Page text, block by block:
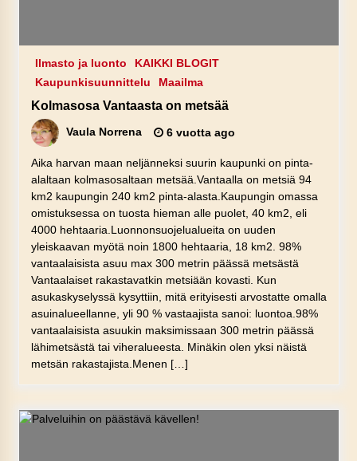
Ilmasto ja luonto
KAIKKI BLOGIT
Kaupunkisuunnittelu
Maailma
Kolmasosa Vantaasta on metsää
Vaula Norrena 6 vuotta ago
Aika harvan maan neljänneksi suurin kaupunki on pinta-
alaltaan kolmasosaltaan metsää.Vantaalla on metsiä 94
km2 kaupungin 240 km2 pinta-alasta.Kaupungin omassa
omistuksessa on tuosta hieman alle puolet, 40 km2, eli
4000 hehtaaria.Luonnonsuojelualueita on uuden
yleiskaavan myötä noin 1800 hehtaaria, 18 km2. 98%
vantaalaisista asuu max 300 metrin päässä metsästä
Vantaalaiset rakastavatkin metsiään kovasti. Kun
asukaskyselyssä kysyttiin, mitä erityisesti arvostatte omalla
asuinalueellanne, yli 90 % vastaajista sanoi: luontoa.98%
vantaalaisista asuukin maksimissaan 300 metrin päässä
lähimetsästä tai viheralueesta. Minäkin olen yksi näistä
metsän rakastajista.Menen […]